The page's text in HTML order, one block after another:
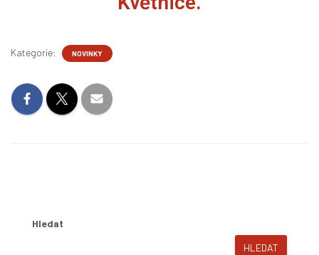
Kategorie: NOVINKY
Hledat
HLEDAT